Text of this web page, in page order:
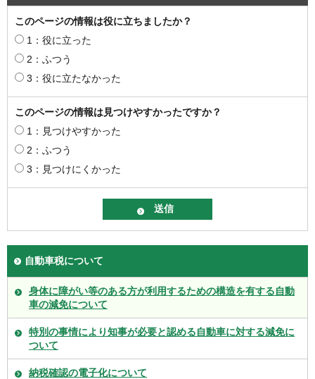
このページの情報は役に立ちましたか？
1：役に立った
2：ふつう
3：役に立たなかった
このページの情報は見つけやすかったですか？
1：見つけやすかった
2：ふつう
3：見つけにくかった
自動車税について
身体に障がい等のある方が利用するための構造を有する自動
車の減免について
特別の事情により知事が必要と認める自動車に対する減免に
ついて
納税確認の電子化について